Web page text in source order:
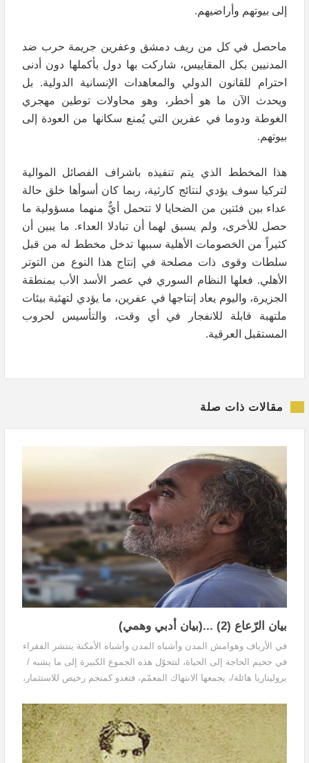
إلى بيوتهم وأراضيهم.
ماحصل في كل من ريف دمشق وعفرين جريمة حرب ضد
المدنيين بكل المقاييس، شاركت بها دول بأكملها دون أدنى
احترام للقانون الدولي والمعاهدات الإنسانية الدولية. بل
ويحدث الآن ما هو أخطر، وهو محاولات توطين مهجري
الغوطة ودوما في عفرين التي يُمنع سكانها من العودة إلى
بيوتهم.
هذا المخطط الذي يتم تنفيذه باشراف الفصائل الموالية
لتركيا سوف يؤدي لنتائج كارثية، ربما كان أسوأها خلق حالة
عداء بين فئتين من الضحايا لا تتحمل أيٌّ منهما مسؤولية ما
حصل للأخرى، ولم يسبق لهما أن تبادلا العداء. ما يبين أن
كثيراً من الخصومات الأهلية سببها تدخل مخطط له من قبل
سلطات وقوى ذات مصلحة في إنتاج هذا النوع من التوتر
الأهلي. فعلها النظام السوري في عصر الأسد الأب بمنطقة
الجزيرة، واليوم يعاد إنتاجها في عفرين، ما يؤدي لتهئية بيئات
ملتهبة قابلة للانفجار في أي وقت، والتأسيس لحروب
المستقبل العرقية.
مقالات ذات صلة
بيان الرّعاع (2) ...(بيان أدبي وهمي)
في الأرياف وهوامش المدن وأشباه المدن وأشباه الأمكنة ينتشر الفقراء
في جحيم الحاجة إلى الحياة، لتتحوّل هذه الجموع الكبيرة إلى ما يشبه /
بروليتاريا هائلة/، يجمعها الانتهاك المعمّم، فتغدو كمنجم رخيص للاستثمار،
الذي ساد في النصف الثاني من القرن المنصرم، هو توصيف مملّ وغير
قابل للتداول والتدويل والوقعنة بعد أن فقد مشروعيّته على الأرض.